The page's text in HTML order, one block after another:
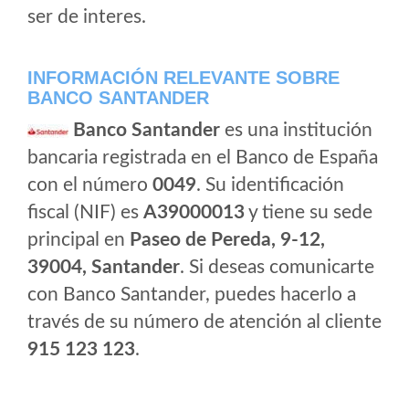
ser de interes.
INFORMACIÓN RELEVANTE SOBRE
BANCO SANTANDER
Banco Santander es una institución
bancaria registrada en el Banco de España
con el número 0049. Su identificación
fiscal (NIF) es A39000013y tiene su sede
principal en Paseo de Pereda, 9-12,
39004, Santander. Si deseas comunicarte
con Banco Santander, puedes hacerlo a
través de su número de atención al cliente
915 123 123.